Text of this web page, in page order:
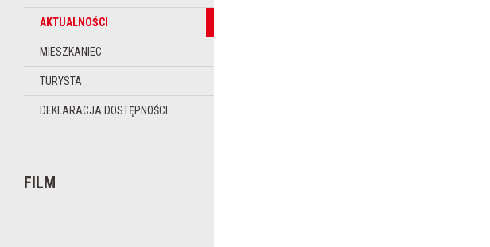
AKTUALNOŚCI
MIESZKANIEC
TURYSTA
DEKLARACJA DOSTĘPNOŚCI
FILM